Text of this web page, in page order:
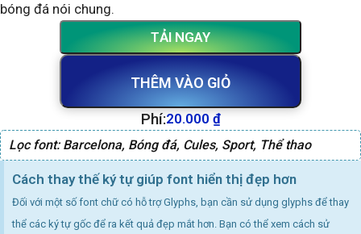
bóng đá nói chung.
THÊM VÀO GIỎ
TẢI NGAY
Phí:20.000 ₫
Lọc font: Barcelona, Bóng đá, Cules, Sport, Thể thao
Cách thay thế ký tự giúp font hiển thị đẹp hơn
Đối với một số font chữ có hỗ trợ Glyphs, bạn cần sử dụng glyphs để thay
thể các ký tự gốc để ra kết quả đẹp mắt hơn. Bạn có thể xem cách sử